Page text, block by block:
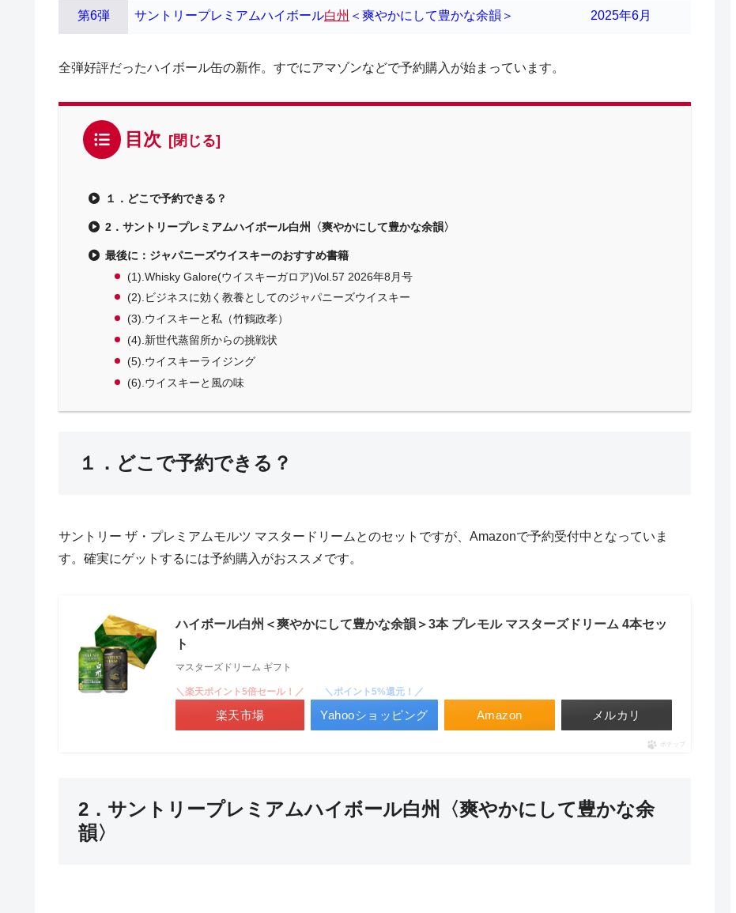
第6弾 サントリープレミアムハイボール白州 ＜爽やかにして豊かな余韻＞ 2025年6月
全弾好評だったハイボール缶の新作。すでにアマゾンなどで予約購入が始まっています。
目次
１．どこで予約できる？
2．サントリープレミアムハイボール白州〈爽やかにして豊かな余韻〉
最後に：ジャパニーズウイスキーのおすすめ書籍
(1).Whisky Galore(ウイスキーガロア)Vol.57 2026年8月号
(2).ビジネスに効く教養としてのジャパニーズウイスキー
(3).ウイスキーと私（竹鶴政孝）
(4).新世代蒸留所からの挑戦状
(5).ウイスキーライジング
(6).ウイスキーと風の味
１．どこで予約できる？
サントリー ザ・プレミアムモルツ マスタードリームとのセットですが、Amazonで予約受付中となっていま
す。確実にゲットするには予約購入がおススメです。
ハイボール白州＜爽やかにして豊かな余韻＞3本 プレモル マスターズドリーム 4本セッ
ト
マスターズドリーム ギフト
Amazon
＼楽天ポイント5倍セール！／
楽天市場
＼ポイント5%還元！／
Yahooショッピング メルカリ
ポチップ
2．サントリープレミアムハイボール白州〈爽やかにして豊かな余
韻〉